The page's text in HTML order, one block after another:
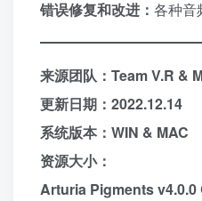
错误修复和改进： 各种音
来源团队：Team V.R &
更新日期：2022.12.14
系统版本：WIN & MAC
资源大小：
Arturia Pigments v4.0.0